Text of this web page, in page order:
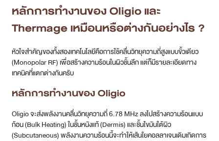
หลักการทำงานของ Oligio และ
Thermage เหมือนหรือต่างกันอย่างไร ?
หัวใจสำคัญของทั้งสองเทคโนโลยีคือการใช้คลื่นวิทยุความถี่สูงแบบขั้วเดียว
(Monopolar RF) เพื่อสร้างความร้อนในผิวชั้นลึก แต่ก็มีรายละเอียดทาง
เทคนิคที่แตกต่างกันครับ
หลักการทำงานของ Oligio
Oligio จะส่งพลังงานคลื่นวิทยุความถี่ 6.78 MHz ลงไปสร้างความร้อนแบบ
ก้อน (Bulk Heating) ในชั้นหนังแท้ (Dermis) และชั้นไขมันใต้ผิว
(Subcutaneous) พลังงานความร้อนนี้จะทำให้เส้นใยคอลลาเจนเดิมเกิดการ